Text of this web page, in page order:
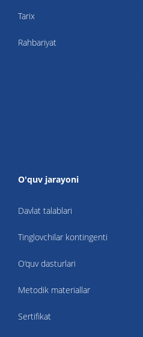
Tarix
Rahbariyat
O'quv jarayoni
Davlat talablari
Tinglovchilar kontingenti
O‘quv dasturlari
Metodik materiallar
Sertifikat